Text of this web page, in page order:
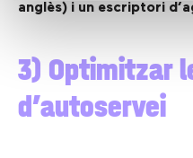
anglès) i un escriptori
3) Optimitzar
d’autoservei